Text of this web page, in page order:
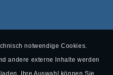
notwendige Cookies.
andere externe Inhalte werden
Ihre Auswahl können Sie